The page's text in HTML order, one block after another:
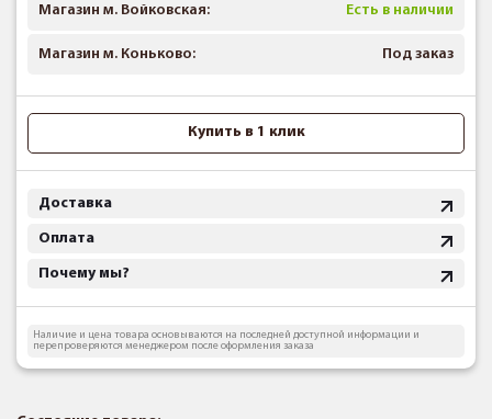
Магазин м. Войковская: Есть в наличии
Магазин м. Коньково: Под заказ
Купить в 1 клик
Доставка
Оплата
Почему мы?
Наличие и цена товара основываются на последней доступной информации и
перепроверяются менеджером после оформления заказа